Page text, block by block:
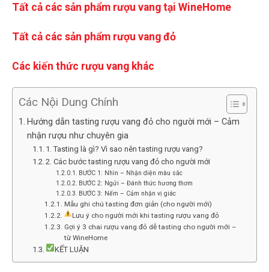
Tất cả các sản phẩm rượu vang tại WineHome
Tất cả các sản phẩm rượu vang đỏ
Các kiến thức rượu vang khác
Các Nội Dung Chính
Hướng dẫn tasting rượu vang đỏ cho người mới – Cảm
nhận rượu như chuyên gia
1. Tasting là gì? Vì sao nên tasting rượu vang?
2. Các bước tasting rượu vang đỏ cho người mới
BƯỚC 1: Nhìn – Nhận diện màu sắc
BƯỚC 2: Ngửi – Đánh thức hương thơm
BƯỚC 3: Nếm – Cảm nhận vị giác
Mẫu ghi chú tasting đơn giản (cho người mới)
Lưu ý cho người mới khi tasting rượu vang đỏ
Gợi ý 3 chai rượu vang đỏ dễ tasting cho người mới –
từ WineHome
KẾT LUẬN